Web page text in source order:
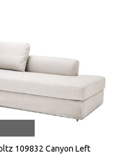
109832 Canyon Left